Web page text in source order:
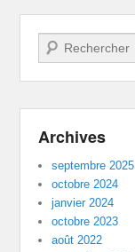
Recherche
Archives
septembre 2025
octobre 2024
janvier 2024
octobre 2023
août 2022